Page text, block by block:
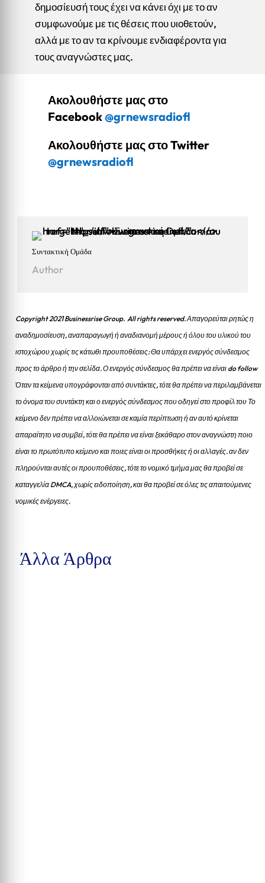
δημοσίευσή τους έχει να κάνει όχι με το αν
συμφωνούμε με τις θέσεις που υιοθετούν,
αλλά με το αν τα κρίνουμε ενδιαφέροντα για
τους αναγνώστες μας.
Ακολουθήστε μας στο
Facebook@grnewsradiofl
Ακολουθήστε μας στο Twitter
@grnewsradiofl
Συντακτική Ομάδα
Author
Copyright 2021 Businessrise Group. All rights reserved. Απαγορεύται ρητώς η
αναδημοσίευση, αναπαραγωγή ή αναδιανομή μέρους ή όλου του υλικού του
ιστοχώρου χωρίς τις κάτωθι προυποθέσεις: Θα υπάρχει ενεργός σύνδεσμος
προς το άρθρο ή την σελίδα.Ο ενεργός σύνδεσμος θα πρέπει να είναι do follow
Όταν τα κείμενα υπογράφονται από συντάκτες, τότε θα πρέπει να περιλαμβάνεται
το όνομα του συντάκτη και ο ενεργός σύνδεσμος που οδηγεί στο προφίλ του Το
κείμενο δεν πρέπει να αλλοιώνεται σε καμία περίπτωση ή αν αυτό κρίνεται
απαραίτητο να συμβεί, τότε θα πρέπει να είναι ξεκάθαρο στον αναγνώστη ποιο
είναι το πρωτότυπο κείμενο και ποιες είναι οι προσθήκες ή οι αλλαγές. αν δεν
πληρούνται αυτές οι προυποθέσεις, τότε το νομικό τμήμα μας θα προβεί σε
καταγγελία DMCA, χωρίς ειδοποίηση, και θα προβεί σε όλες τις απαιτούμενες
νομικές ενέργειες.
Άλλα Άρθρα